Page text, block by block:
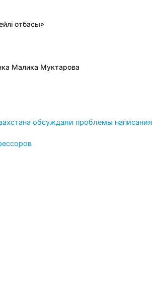
отбасы»
Малика Муктарова
обсуждали проблемы написания